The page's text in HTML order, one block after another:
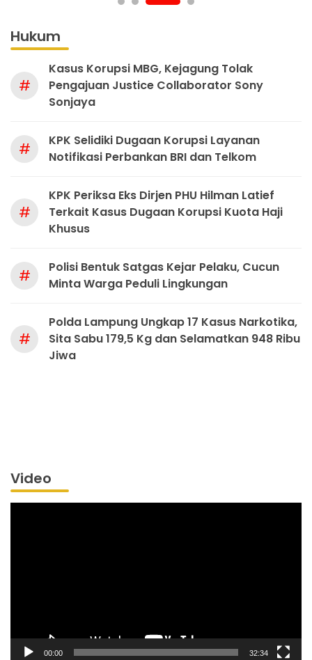
Hukum
#
Kasus Korupsi MBG, Kejagung Tolak
Pengajuan Justice Collaborator Sony
Sonjaya
#
KPK Selidiki Dugaan Korupsi Layanan
Notifikasi Perbankan BRI dan Telkom
#
KPK Periksa Eks Dirjen PHU Hilman Latief
Terkait Kasus Dugaan Korupsi Kuota Haji
Khusus
#
Polisi Bentuk Satgas Kejar Pelaku, Cucun
Minta Warga Peduli Lingkungan
#
Polda Lampung Ungkap 17 Kasus Narkotika,
Sita Sabu 179,5 Kg dan Selamatkan 948 Ribu
Jiwa
Video
00:00 32:34